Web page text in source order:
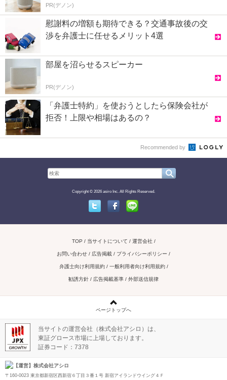
PR(デノン)
慰謝料の増額も期待できる？交通事故後の交
渉を弁護士に任せるメリット4選
部屋を沼らせるスピーカー
PR(デノン)
「弁護士特約」を使おうとしたら保険会社が
拒否！上限や相場はあるの？
Recommended by
Copyright © 2026 asiro Inc. All Rights Reserved.
TOP 当サイトについて 運営会社
お問い合わせ / 広告掲載 プライバシーポリシー
弁護士向け利用規約 一般利用者向け利用規約
勧誘方針 広告掲載基準 外部送信規律
ページトップへ
当サイトの運営会社（株式会社アシロ）は、
東証グロース市場に上場しております。
証券コード：7378
【運営】株式会社アシロ
〒160-0023 東京都新宿区西新宿６丁目３番１号 新宿アイランドウイング４Ｆ